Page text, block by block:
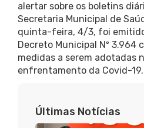
alertar sobre os boletins
Secretaria Municipal de
quinta-feira, 4/3, foi
Decreto Municipal Nº 3.964
medidas a serem adotadas
enfrentamento da Covid-19.
Últimas Notícias